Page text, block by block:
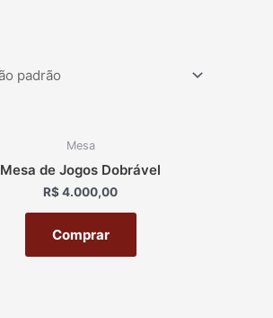
Mesa
Mesa de Jogos Dobrável
R$4.000,00
Comprar